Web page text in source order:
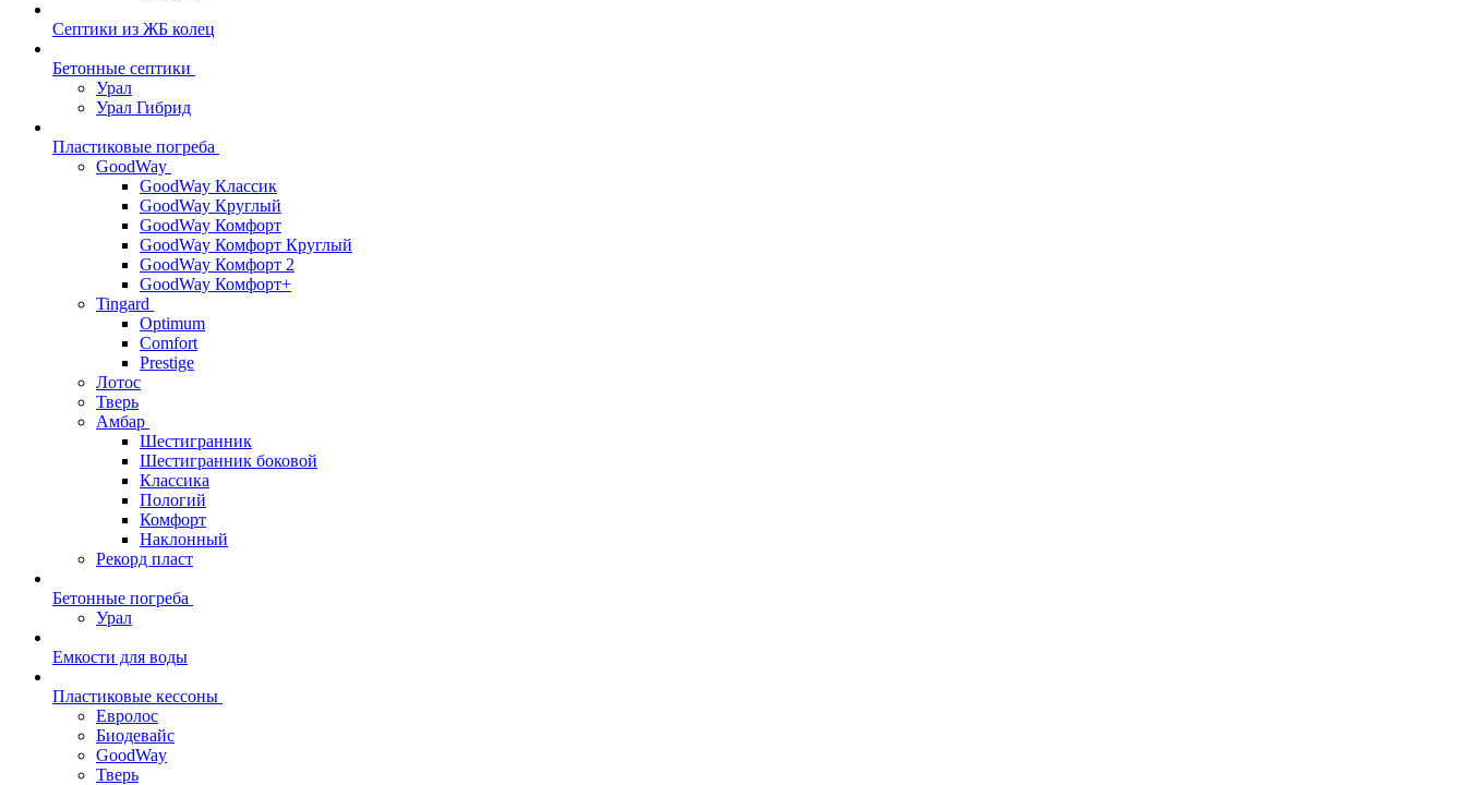
Септики из ЖБ колец
Бетонные септики
Урал
Урал Гибрид
Пластиковые погреба
GoodWay
GoodWay Классик
GoodWay Круглый
GoodWay Комфорт
GoodWay Комфорт Круглый
GoodWay Комфорт 2
GoodWay Комфорт+
Tingard
Optimum
Comfort
Prestige
Лотос
Тверь
Амбар
Шестигранник
Шестигранник боковой
Классика
Пологий
Комфорт
Наклонный
Рекорд пласт
Бетонные погреба
Урал
Емкости для воды
Пластиковые кессоны
Евролос
Биодевайс
GoodWay
Тверь